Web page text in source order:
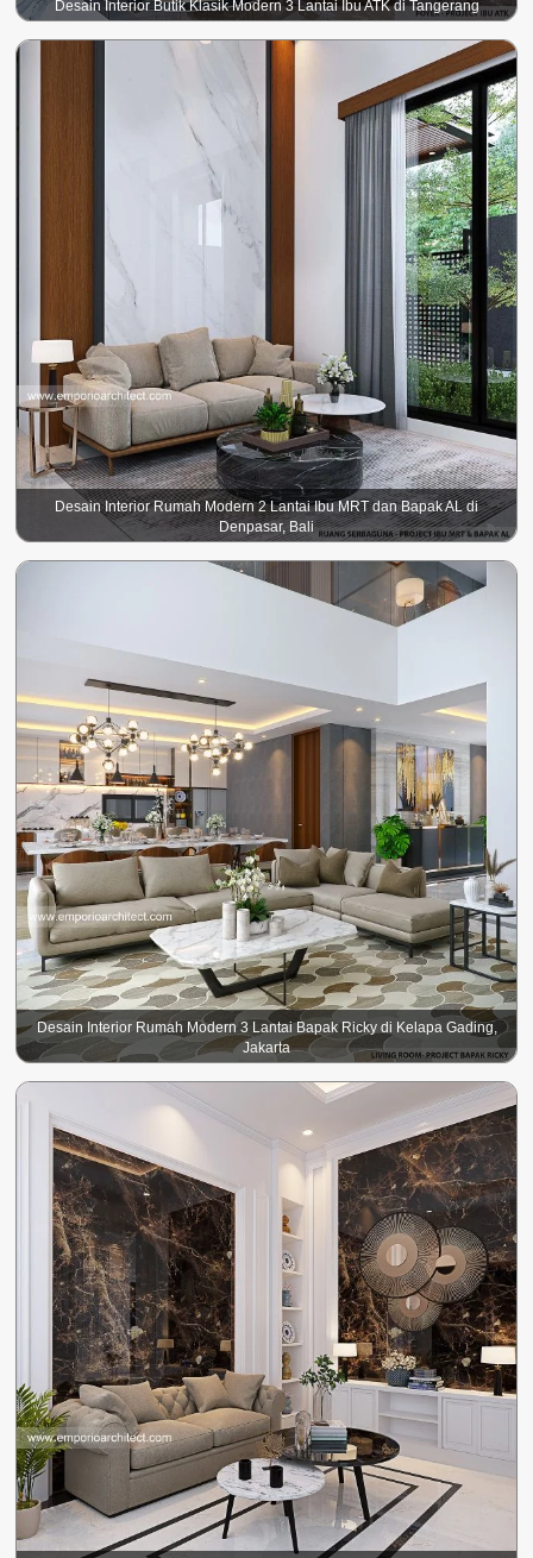
Desain Interior Butik Klasik Modern 3 Lantai Ibu ATK di Tangerang
Desain Interior Rumah Modern 2 Lantai Ibu MRT dan Bapak AL di
Denpasar, Bali
Desain Interior Rumah Modern 3 Lantai Bapak Ricky di Kelapa Gading,
Jakarta